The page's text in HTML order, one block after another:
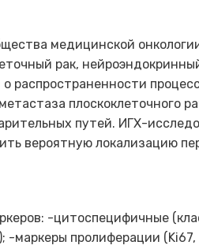
медицинской онкологии
рак,
распространенности
плоскоклеточного
путей. ИГХ-
вероятную локализацию
-цитоспецифичные
маркеры пролиферации (Ki67,